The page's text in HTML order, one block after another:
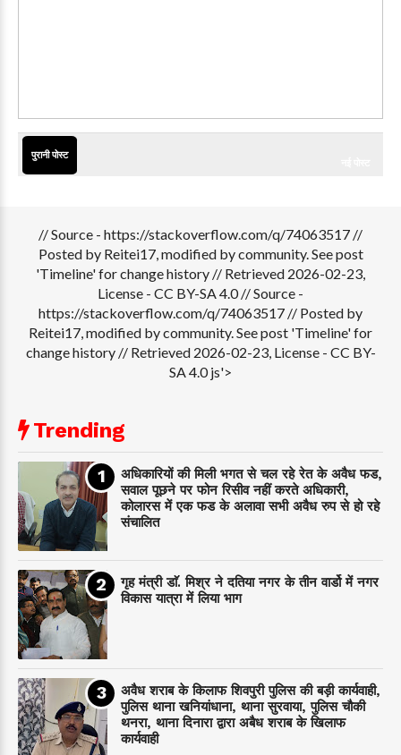
पुरानी पोस्ट
// Source - https://stackoverflow.com/q/74063517 //
Posted by Reitei17, modified by community. See post
'Timeline' for change history // Retrieved 2026-02-23,
License - CC BY-SA 4.0// Source -
https://stackoverflow.com/q/74063517 // Posted by
Reitei17, modified by community. See post 'Timeline' for
change history // Retrieved 2026-02-23, License - CC BY-
SA 4.0 js'>
Trending
अधिकारियों की मिली भगत से चल रहे रेत के अवैध फड,
सवाल पूछने पर फोन रिसीव नहीं करते अधिकारी,
कोलारस में एक फड के अलावा सभी अवैध रुप से हो रहे
संचालित
गृह मंत्री डाॅ. मिश्र ने दतिया नगर के तीन वार्डो में नगर
विकास यात्रा में लिया भाग
अवैध शराब के किलाफ शिवपुरी पुलिस की बड़ी कार्यवाही,
पुलिस थाना खनियांधाना, थाना सुरवाया, पुलिस चौकी
थनरा, थाना दिनारा द्वारा अबैध शराब के खिलाफ
कार्यवाही